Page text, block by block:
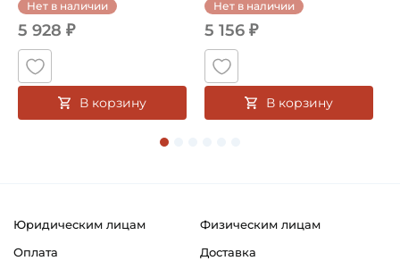
Вид уплотнения:
Без уплотнения
Сепаратор:
Стальной
Возможность дополнительной смазки
Страна происхождения:
Нет в наличии
5 928 ₽
В корзину
Нет в наличии
5 156 ₽
В корзину
Юридическим лицам
Физическим лицам
Оплата
Доставка